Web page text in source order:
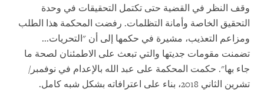
وقف النظر في القضية حتى تكتمل التحقيقات في وحدة
التحقيق الخاصة وأمانة التظلمات. رفضت المحكمة هذا الطلب
ومزاعم التعذيب، مشيرة في حكمها إلى أن "التحريات...
تضمنت مقومات جديتها والتي تبعث على الاطمئنان لصحة ما
جاء بها". حكمت المحكمة على عبد الله بالإعدام في نوفمبر/
تشرين الثاني 2018، بناء على اعترافاته بشكل شبه كامل.